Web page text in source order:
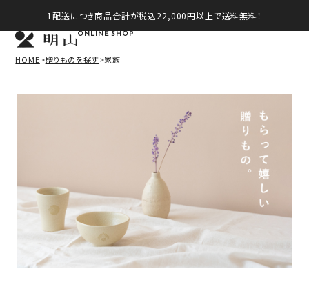
1配送につき商品合計が税込22,000円以上で送料無料！
ONLINE SHOP
HOME 贈りものを探す 家族